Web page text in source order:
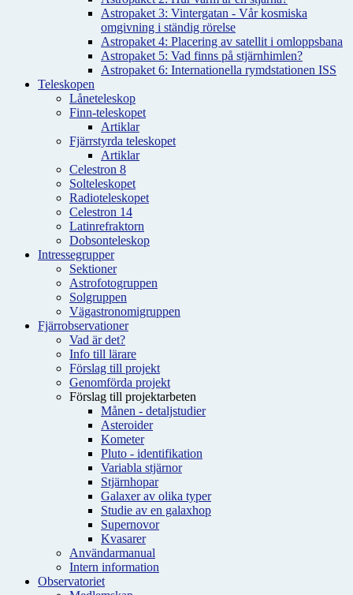
Astropaket 3: Vintergatan - Vår kosmiska
omgivning i ständig rörelse
Astropaket 4: Placering av satellit i omloppsbana
Astropaket 5: Vad finns på stjärnhimlen?
Astropaket 6: Internationella rymdstationen ISS
Teleskopen
Låneteleskop
Finn-teleskopet
Artiklar
Fjärrstyrda teleskopet
Artiklar
Celestron 8
Solteleskopet
Radioteleskopet
Celestron 14
Latinrefraktorn
Dobsonteleskop
Intressegrupper
Sektioner
Astrofotogruppen
Solgruppen
Vägastronomigruppen
Fjärrobservationer
Vad är det?
Info till lärare
Förslag till projekt
Genomförda projekt
Förslag till projektarbeten
Månen - detaljstudier
Asteroider
Kometer
Pluto - identifikation
Variabla stjärnor
Stjärnhopar
Galaxer av olika typer
Studie av en galaxhop
Supernovor
Kvasarer
Användarmanual
Intern information
Observatoriet